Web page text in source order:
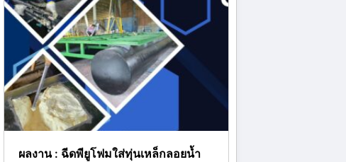
ผลงาน : ฉีดพียูโฟมใส่ทุ่นเหล็กลอยน้ำ